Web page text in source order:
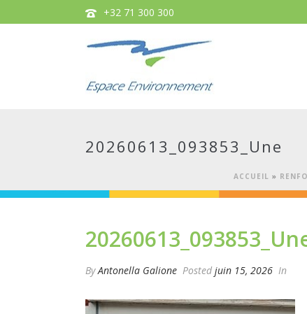
+32 71 300 300
20260613_093853_Une
ACCUEIL »
ByAntonella Galione Posted juin 15, 2026 In